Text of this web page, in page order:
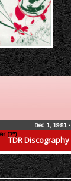
TDR Discography
(7″)
Dec 1, 1981 •